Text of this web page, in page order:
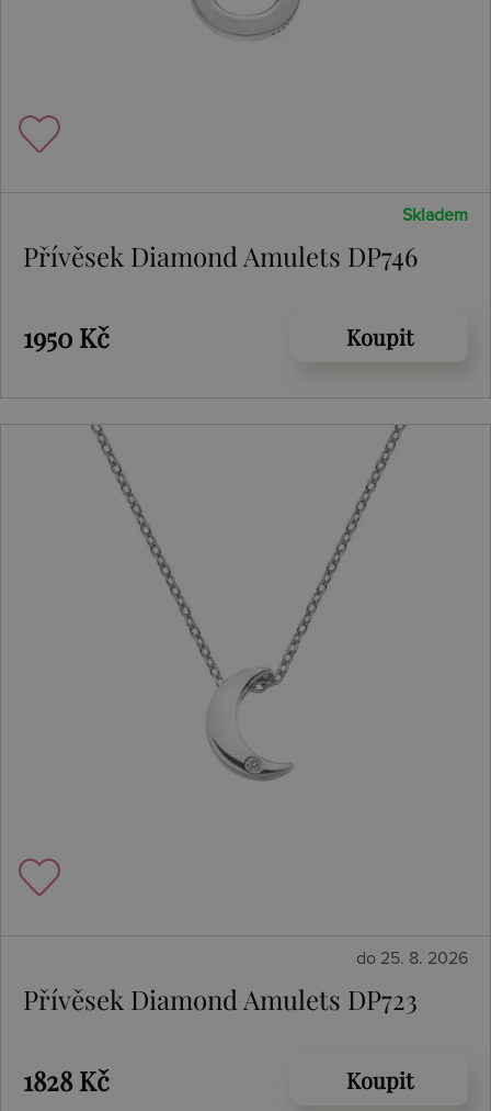
Skladem
Přívěsek Diamond Amulets DP746
1950 Kč Koupit
do 25. 8. 2026
Přívěsek Diamond Amulets DP723
1828 Kč Koupit